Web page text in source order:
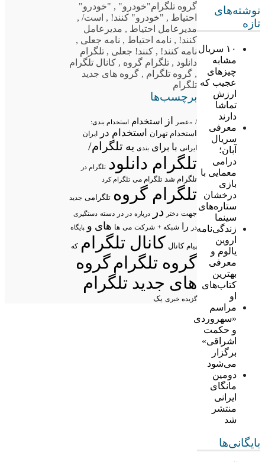
نوشته‌های
تازه
۱۰ سریال
مشابه
چیزهای
عجیب که
ارزش
تماشا
دارند
معرفی
سریال
آبان؛
درامی
معمایی با
بازی
درخشان
ستاره‌های
سینما
زندگی‌نامه
اروین
یالوم و
معرفی
بهترین
کتاب‌های
او
مراسم
«سهروردی
و حکمت
اشراقی»
برگزار
می‌شود
دومین
مانگای
ایرانی
منتشر
شد
بایگانی‌ها
گروه تلگرام"خودرو" , "خودرو"
احتیاط , "خودرو" کنند! , است/,
مدیرعامل احتیاط , مدیرعامل
کنند! , نامه احتیاط , نامه جعلی ,
نامه کنند! , کنند! جعلی , تلگرام
دانلود , تلگرام گروه , کانال تلگرام
, گروه تلگرام , گروه های جدید
تلگرام
برچسب‌ها
/ «عصر از استخدام استخدام بندی:
استخدام تهران استخدام در ایران
ایرانی با برای بندی به تلگرام/
تلگرام دانلود تلگرام در
تلگرام شد تلگرام می تلگرام کرد
تلگرام گروه تلگرامی جدید
جهت دختر در درباره در در دسته دستگیری
در
را شبکه + شرکت می ها های و پایگاه
پیام کانال کانال تلگرام که
گروه تلگرامگروه
های جدید تلگرام
گزیده خبری یک